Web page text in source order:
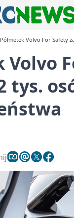
Półmetek Volvo For Safety
Volvo
tys.